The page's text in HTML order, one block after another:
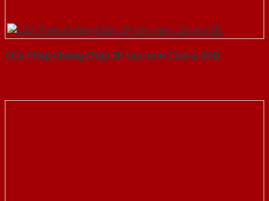
Cửa Thép Chống Cháy 2P tay nam Cửa-a-SGD